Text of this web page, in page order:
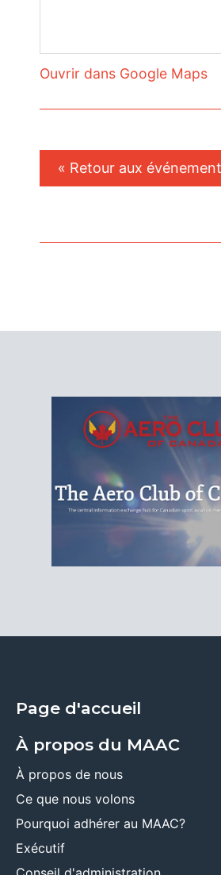
Ouvrir dans Google Maps
« Retour aux
Page d'accueil
À propos du MAAC
À propos de nous
Ce que nous volons
Pourquoi adhérer au MAAC?
Exécutif